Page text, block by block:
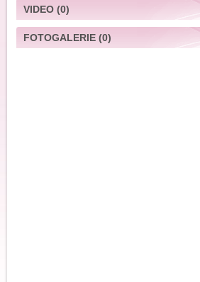
VIDEO(0)
FOTOGALERIE(0)